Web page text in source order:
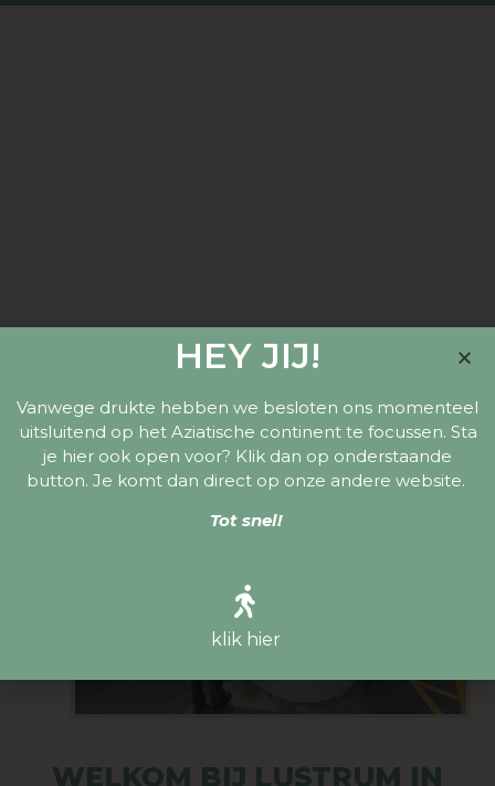
WELKOM BIJ LUSTRUM IN
HEY JIJ!
Vanwege drukte hebben we besloten ons momenteel
uitsluitend op het Aziatische continent te focussen. Sta
je hier ook open voor? Klik dan op onderstaande
button. Je komt dan direct op onze andere website.
Tot snel!
klik hier